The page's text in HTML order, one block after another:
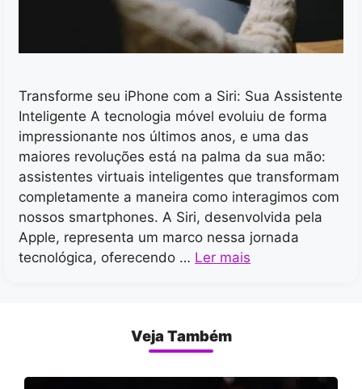
Transforme seu iPhone com a Siri: Sua Assistente
Inteligente A tecnologia móvel evoluiu de forma
impressionante nos últimos anos, e uma das
maiores revoluções está na palma da sua mão:
assistentes virtuais inteligentes que transformam
completamente a maneira como interagimos com
nossos smartphones. A Siri, desenvolvida pela
Apple, representa um marco nessa jornada
tecnológica, oferecendo … Ler mais
Veja Também